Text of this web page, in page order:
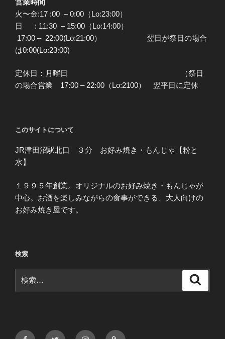
火〜金:17 :00 – 0:00（Lo:23:00）
日 : 11:30 – 15:00（Lo:14:00）
17:00 – 22:00(Lo:21:00） 翌日が祭日の場合
は0:00(Lo:23:00)
定休日：月曜日 （祭日
の場合営業 17:00 – 22:00（Lo:2100） 翌平日に定休
このサイトについて
JR津田沼駅北口 ３分 お好み焼き・もんじゃ【粉と
水】
１９９５年創業。オリジナルのお好み焼き・もんじゃが
中心。お酒を楽しみながらの食事ができる、大人向けの
お好み焼き屋です。
検索
索:
FacebookTwitter Instagram
メ